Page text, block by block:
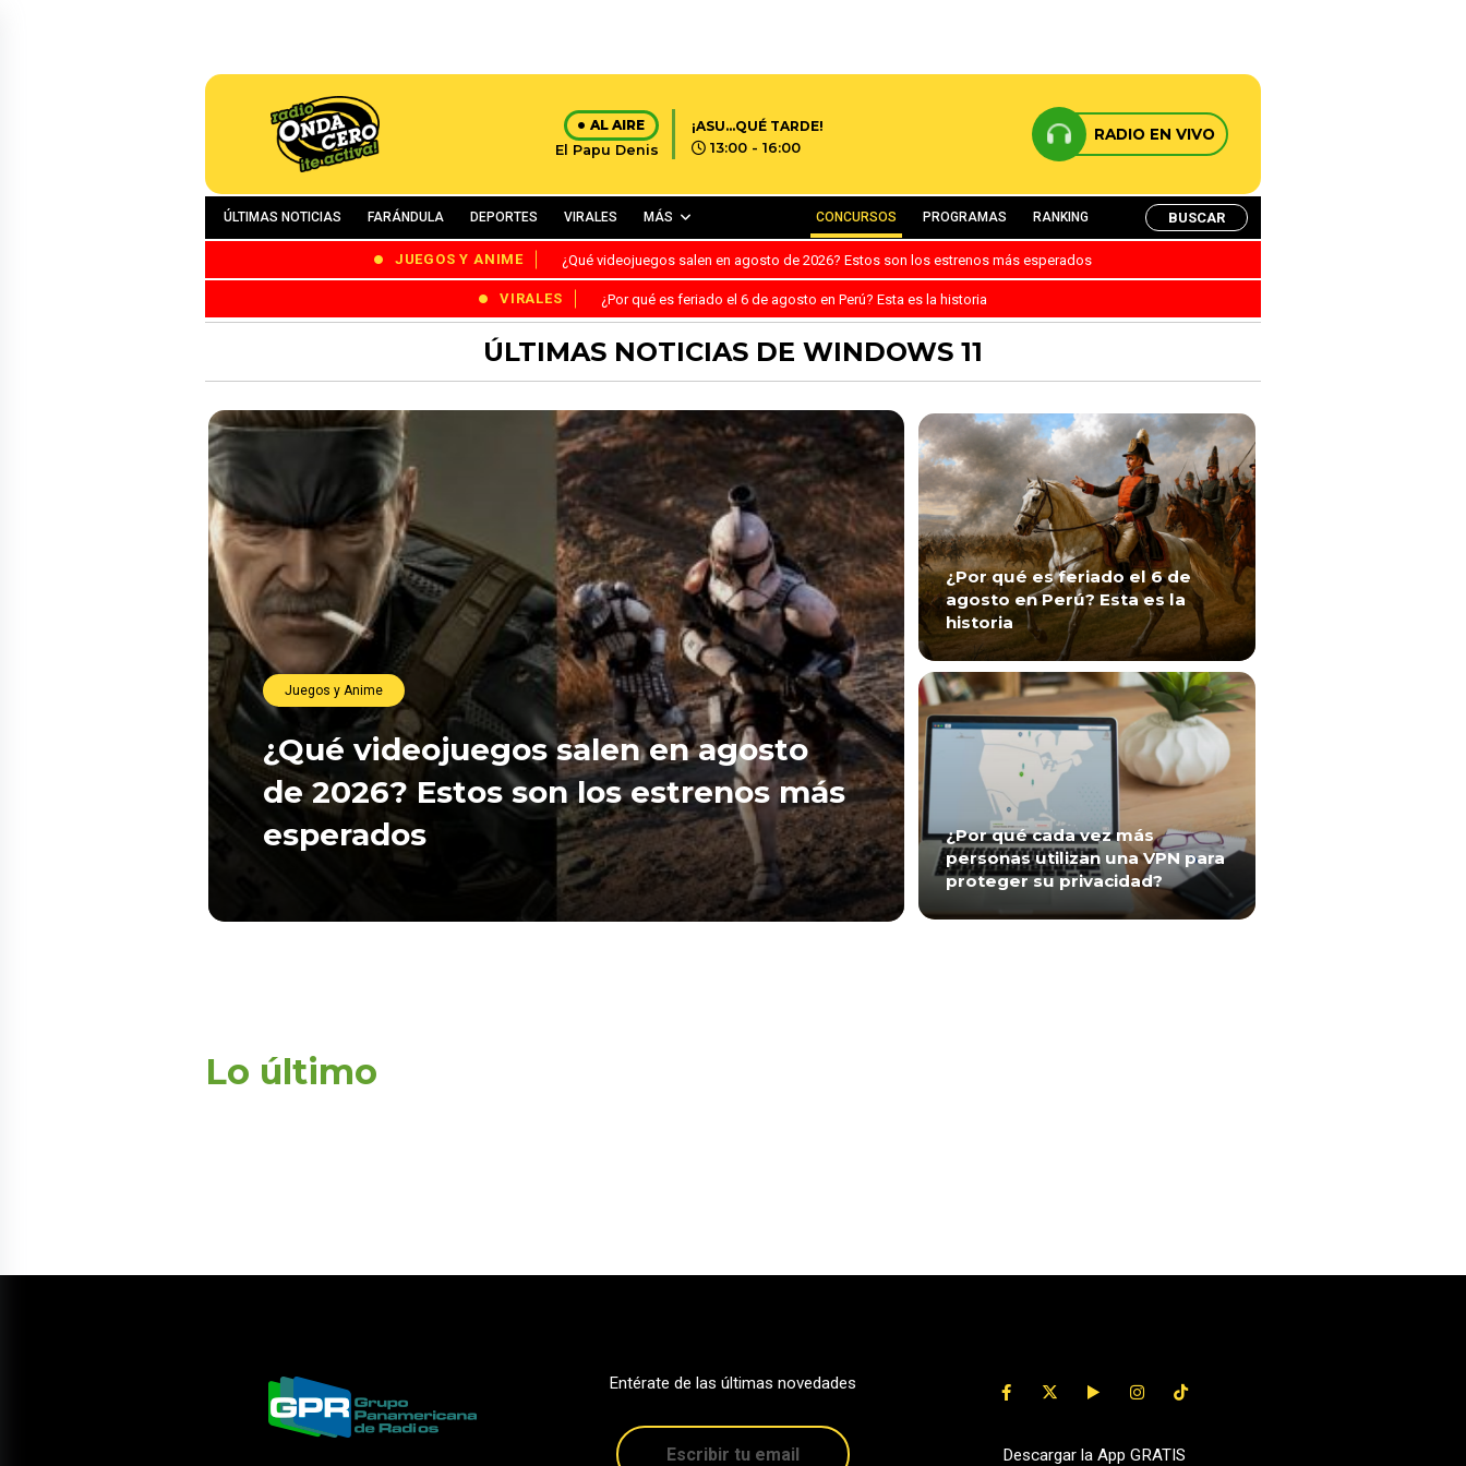
AL AIRE
El Papu Denis
¡ASU...QUÉ TARDE!
13:00 - 16:00
RADIO EN VIVO
ÚLTIMAS NOTICIAS FARÁNDULA DEPORTES VIRALES MÁS CONCURSOS PROGRAMAS RANKING BUSCAR
JUEGOS Y ANIME ¿Qué videojuegos salen en agosto de 2026? Estos son los estrenos más esperados
VIRALES ¿Por qué es feriado el 6 de agosto en Perú? Esta es la historia
ÚLTIMAS NOTICIAS DE WINDOWS 11
Juegos y Anime
¿Qué videojuegos salen en agosto
de 2026? Estos son los estrenos más
esperados
¿Por qué es feriado el 6 de
agosto en Perú? Esta es la
historia
¿Por qué cada vez más
personas utilizan una VPN para
proteger su privacidad?
Lo último
Entérate de las últimas novedades
Descargar la App GRATIS